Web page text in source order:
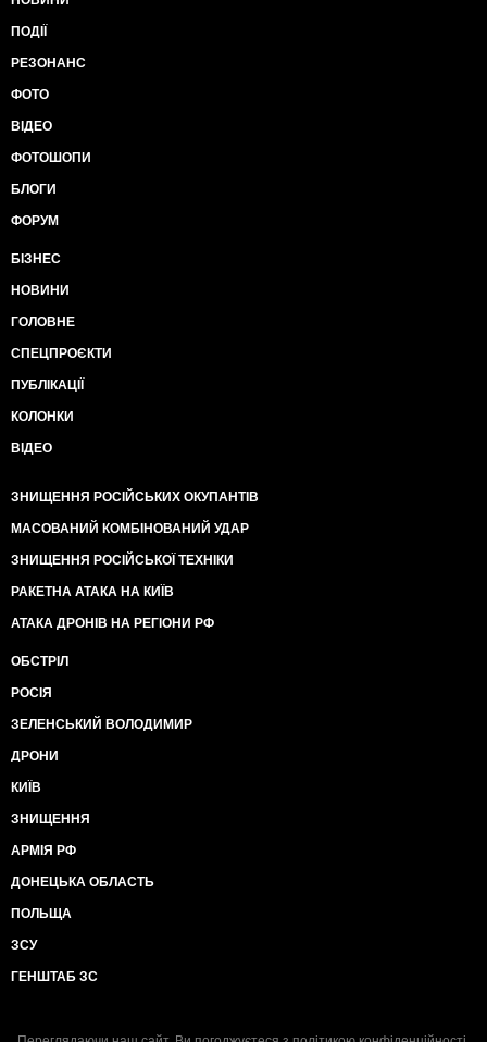
ПОДІЇ
РЕЗОНАНС
ФОТО
ВІДЕО
ФОТОШОПИ
БЛОГИ
ФОРУМ
БІЗНЕС
НОВИНИ
ГОЛОВНЕ
СПЕЦПРОЄКТИ
ПУБЛІКАЦІЇ
КОЛОНКИ
ВІДЕО
ЗНИЩЕННЯ РОСІЙСЬКИХ ОКУПАНТІВ
МАСОВАНИЙ КОМБІНОВАНИЙ УДАР
ЗНИЩЕННЯ РОСІЙСЬКОЇ ТЕХНІКИ
РАКЕТНА АТАКА НА КИЇВ
АТАКА ДРОНІВ НА РЕГІОНИ РФ
ОБСТРІЛ
РОСІЯ
ЗЕЛЕНСЬКИЙ ВОЛОДИМИР
ДРОНИ
КИЇВ
ЗНИЩЕННЯ
АРМІЯ РФ
ДОНЕЦЬКА ОБЛАСТЬ
ПОЛЬЩА
ЗСУ
ГЕНШТАБ ЗС